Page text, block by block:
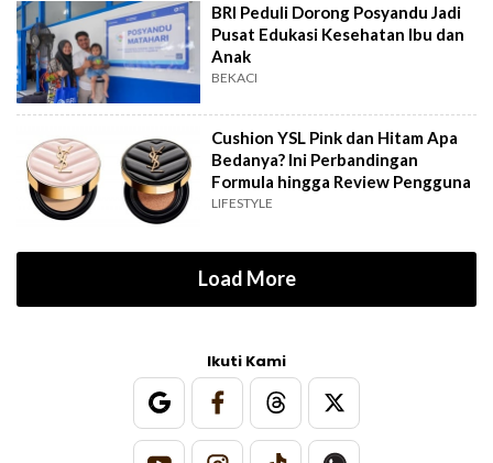
BRI Peduli Dorong Posyandu Jadi
Pusat Edukasi Kesehatan Ibu dan
Anak
BEKACI
Cushion YSL Pink dan Hitam Apa
Bedanya? Ini Perbandingan
Formula hingga Review Pengguna
LIFESTYLE
Load More
Ikuti Kami